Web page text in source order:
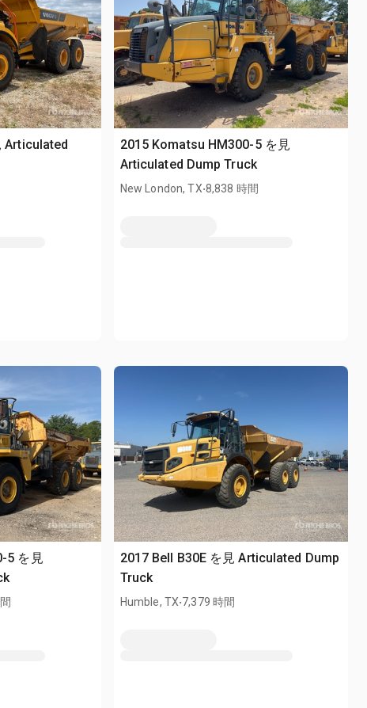
Articulated
2015 Komatsu HM300-5 を見
Articulated Dump Truck
New London, TX.8,838 時間
5 を見
2017 Bell B30E を見 Articulated Dump
Truck
Humble, TX.7,379 時間